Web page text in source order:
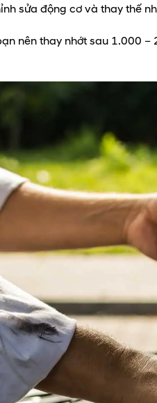
sửa động cơ và thay thế
nên thay nhớt sau 1.000